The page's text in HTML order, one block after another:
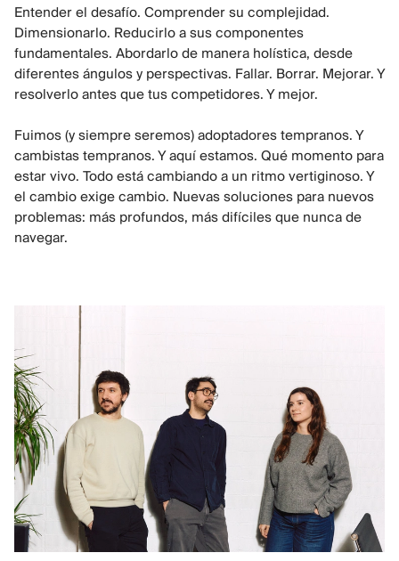
Entender el desafío. Comprender su complejidad.
Dimensionarlo. Reducirlo a sus componentes
fundamentales. Abordarlo de manera holística, desde
diferentes ángulos y perspectivas. Fallar. Borrar. Mejorar. Y
resolverlo antes que tus competidores. Y mejor.
Fuimos (y siempre seremos) adoptadores tempranos. Y
cambistas tempranos. Y aquí estamos. Qué momento para
estar vivo. Todo está cambiando a un ritmo vertiginoso. Y
el cambio exige cambio. Nuevas soluciones para nuevos
problemas: más profundos, más difíciles que nunca de
navegar.